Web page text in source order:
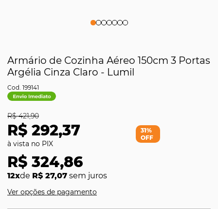
Armário de Cozinha Aéreo 150cm 3 Portas
Argélia Cinza Claro - Lumil
199141
R$ 292,37
R$ 421,90
R$ 324,86
12xde R$ 27,07 sem juros
31%
OFF
Ver opções de pagamento